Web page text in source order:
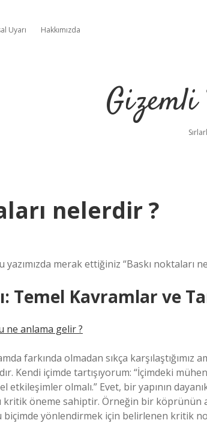
Uyarı Hakkımızda
nelerdir ?
yazımızda merak ettiğiniz “Baskı noktaları
Temel Kavramlar ve
ne anlama gelir ?
farkında olmadan sıkça karşılaştığımız
Kendi içimde tartışıyorum: “İçimdeki
olmalı.” Evet, bir yapının
kritik öneme sahiptir. Örneğin bir köprünün
yönlendirmek için belirlenen kritik